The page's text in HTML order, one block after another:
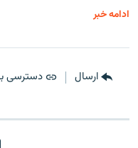
ادامه خبر
ارسال دسترسی